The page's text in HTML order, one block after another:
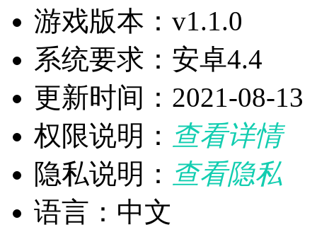
游戏版本：v1.1.0
系统要求：安卓4.4
更新时间：2021-08-13
权限说明： 查看详情
隐私说明： 查看隐私
语言：中文